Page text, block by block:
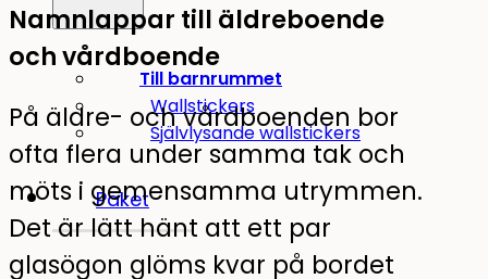
Till barnrummet
Wallstickers
Självlysande wallstickers
Paket
Namnlappar till äldreboende
och vårdboende
På äldre- och vårdboenden bor
ofta flera under samma tak och
möts i gemensamma utrymmen.
Det är lätt hänt att ett par
glasögon glöms kvar på bordet